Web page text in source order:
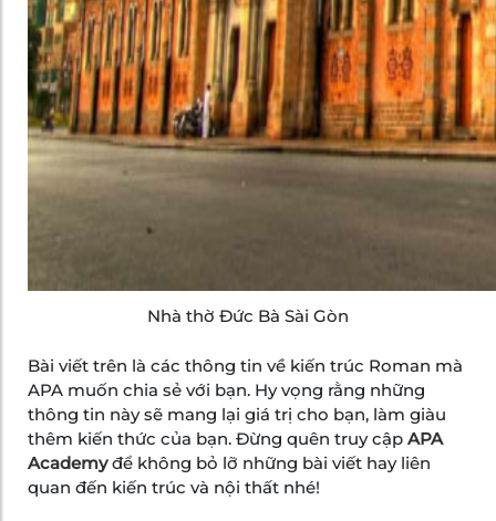
Nhà thờ Đức Bà Sài Gòn
Bài viết trên là các thông tin về kiến trúc Roman mà
APA muốn chia sẻ với bạn. Hy vọng rằng những
thông tin này sẽ mang lại giá trị cho bạn, làm giàu
thêm kiến thức của bạn. Đừng quên truy cập APA
Academyđể không bỏ lỡ những bài viết hay liên
quan đến kiến trúc và nội thất nhé!